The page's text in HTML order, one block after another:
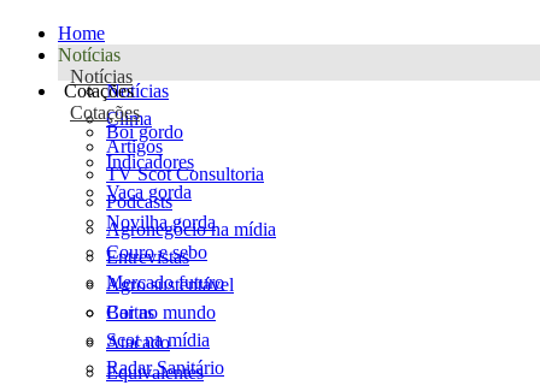
Home
Notícias
Notícias
Notícias
Clima
Artigos
TV Scot Consultoria
Podcasts
Agronegócio na mídia
Entrevistas
Agro sustentável
Cartas
Scot na mídia
Radar Sanitário
Cotações
Cotações
Boi gordo
Indicadores
Vaca gorda
Novilha gorda
Couro e sebo
Mercado futuro
Boi no mundo
Atacado
Equivalentes